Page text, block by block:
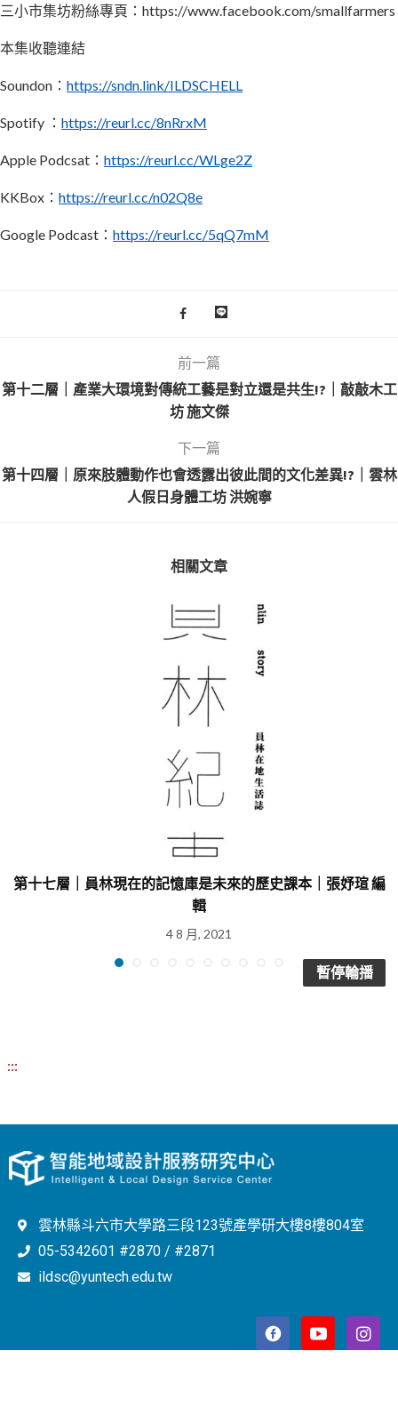
三小市集坊粉絲專頁：https://www.facebook.com/smallfarmers
本集收聽連結
Soundon： https://sndn.link/ILDSCHELL
Spotify ： https://reurl.cc/8nRrxM
Apple Podcsat： https://reurl.cc/WLge2Z
KKBox： https://reurl.cc/n02Q8e
Google Podcast： https://reurl.cc/5qQ7mM
前一篇
第十二層｜產業大環境對傳統工藝是對立還是共生!?｜敲敲木工
坊 施文傑
下一篇
第十四層｜原來肢體動作也會透露出彼此間的文化差異!?｜雲林
人假日身體工坊 洪婉寧
相關文章
第十七層｜員林現在的記憶庫是未來的歷史課本｜張妤瑄 編
輯
4 8 月, 2021
暫停輪播
:::
雲林縣斗六市大學路三段123號產學研大樓8樓804室
05-5342601 #2870 / #2871
ildsc@yuntech.edu.tw